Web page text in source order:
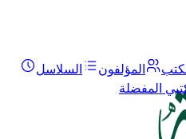
المؤلفون
السلاسل
المفضلة